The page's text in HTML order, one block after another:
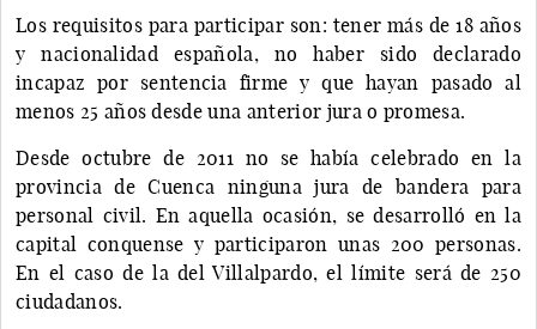
Los requisitos para participar son: tener más de 18 años
y nacionalidad española, no haber sido declarado
incapaz por sentencia firme y que hayan pasado al
menos 25 años desde una anterior jura o promesa.
Desde octubre de 2011 no se había celebrado en la
provincia de Cuenca ninguna jura de bandera para
personal civil. En aquella ocasión, se desarrolló en la
capital conquense y participaron unas 200 personas.
En el caso de la del Villalpardo, el límite será de 250
ciudadanos.